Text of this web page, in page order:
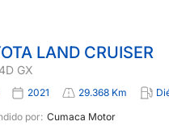
LAND CRUISER
GX
2021 29.368 Km
por: Cumaca Motor